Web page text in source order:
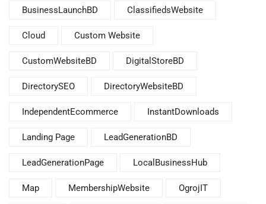
BusinessLaunchBD ClassifiedsWebsite
Cloud Custom Website
CustomWebsiteBD DigitalStoreBD
DirectorySEO DirectoryWebsiteBD
IndependentEcommerce InstantDownloads
Landing Page LeadGenerationBD
LeadGenerationPage LocalBusinessHub
Map MembershipWebsite OgrojIT